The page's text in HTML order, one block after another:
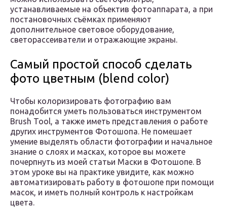
устанавливаемые на объектив фотоаппарата, а при
постановочных съёмках применяют
дополнительное световое оборудование,
светорассеиватели и отражающие экраны.
Самый простой способ сделать
фото цветным (blend color)
Чтобы колоризировать фотографию вам
понадобится уметь пользоваться инструментом
Brush Tool, а также иметь представления о работе
других инструментов Фотошопа. Не помешает
умение выделять области фотографии и начальное
знание о слоях и масках, которое вы можете
почерпнуть из моей статьи Маски в Фотошопе. В
этом уроке вы на практике увидите, как можно
автоматизировать работу в фотошопе при помощи
масок, и иметь полный контроль к настройкам
цвета.